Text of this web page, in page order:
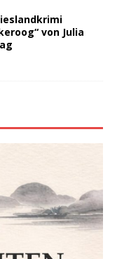
von Julia